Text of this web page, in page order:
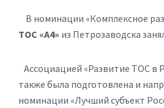
В номинации «Комплексное
ТОС «А4» из Петрозаводска
Ассоциацией «Развитие ТОС в
также была подготовлена и
номинации «Лучший субъект